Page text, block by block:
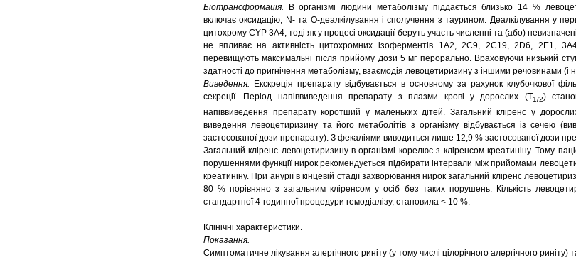
Біотрансформація.
В організмі людини метаболізму піддається близько 14 %
включає оксидацію, N- та О-деалкілування і сполучення з таурином. Деалкілування у
цитохрому CYP 3А4, тоді як у процесі оксидації беруть участь численні та (або)
не впливає на активність цитохромних ізоферментів 1А2, 2С9, 2С19, 2D6, 2Е1,
перевищують максимальні після прийому дози 5 мг перорально. Враховуючи низький
здатності до пригнічення метаболізму, взаємодія левоцетиризину з іншими речовинами (і
Виведення.
Екскреція препарату відбувається в основному за рахунок клубочкової
секреції. Період напіввиведення препарату з плазми крові у дорослих (Т1/2)
напіввиведення препарату коротший у маленьких дітей. Загальний кліренс у
виведення левоцетиризину та його метаболітів з організму відбувається із сечею
застосованої дози препарату). З фекаліями виводиться лише 12,9 % застосованої дози
Загальний кліренс левоцетиризину в організмі корелює з кліренсом креатиніну. Тому
порушеннями функції нирок рекомендується підбирати інтервали між прийомами
креатиніну. При анурії в кінцевій стадії захворювання нирок загальний кліренс
80 % порівняно з загальним кліренсом у осіб без таких порушень. Кількість
стандартної 4-годинної процедури гемодіалізу, становила < 10 %.
Клінічні характеристики.
Показання.
Симптоматичне лікування алергічного риніту (у тому числі цілорічного алергічного риніту)